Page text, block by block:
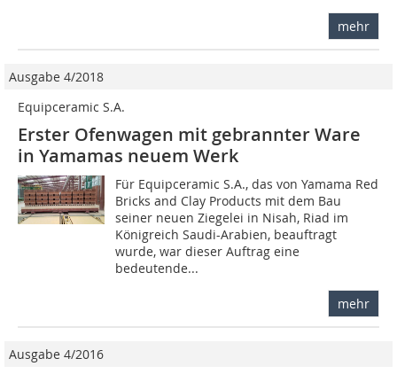
mehr
Ausgabe 4/2018
Equipceramic S.A.
Erster Ofenwagen mit gebrannter Ware
in Yamamas neuem Werk
Für Equipceramic S.A., das von Yamama Red
Bricks and Clay Products mit dem Bau
seiner neuen Ziegelei in Nisah, Riad im
Königreich Saudi-Arabien, beauftragt
wurde, war dieser Auftrag eine
bedeutende...
mehr
Ausgabe 4/2016